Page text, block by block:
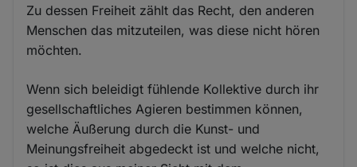
Zu dessen Freiheit zählt das Recht, den anderen
Menschen das mitzuteilen, was diese nicht hören
möchten.
Wenn sich beleidigt fühlende Kollektive durch ihr
gesellschaftliches Agieren bestimmen können,
welche Äußerung durch die Kunst- und
Meinungsfreiheit abgedeckt ist und welche nicht,